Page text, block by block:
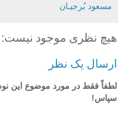
مسعود بُرجيـان
هیچ نظری موجود نیست:
ارسال یک نظر
لطفاً فقط در مورد موضوع این
سپاس!